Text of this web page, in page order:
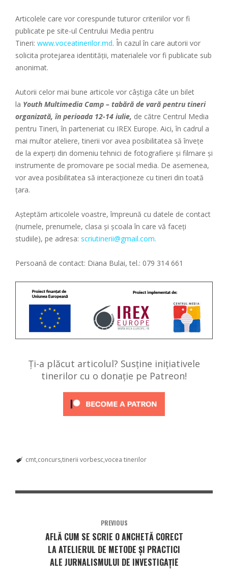
Articolele care vor corespunde tuturor criteriilor vor fi
publicate pe site-ul Centrului Media pentru
Tineri: www.voceatinerilor.md. În cazul în care autorii vor
solicita protejarea identității, materialele vor fi publicate sub
anonimat.
Autorii celor mai bune articole vor câștiga câte un bilet
la Youth Multimedia Camp – tabără de vară pentru tineri
organizată, în perioada 12-14 iulie, de către Centrul Media
pentru Tineri, în parteneriat cu IREX Europe. Aici, în cadrul a
mai multor ateliere, tinerii vor avea posibilitatea să învețe
de la experți din domeniu tehnici de fotografiere și filmare și
instrumente de promovare pe social media. De asemenea,
vor avea posibilitatea să interacționeze cu tineri din toată
țara.
Aşteptăm articolele voastre, împreună cu datele de contact
(numele, prenumele, clasa și școala în care vă faceți
studiile), pe adresa: scriutinerii@gmail.com.
Persoană de contact: Diana Bulai, tel.: 079 314 661
Ți-a plăcut articolul? Susține inițiativele
tinerilor cu o donație pe Patreon!
cmt concurstinerii vorbescvocea tinerilor
PREVIOUS
AFLĂ CUM SE SCRIE O ANCHETĂ CORECT
LA ATELIERUL DE METODE ŞI PRACTICI
ALE JURNALISMULUI DE INVESTIGAŢIE